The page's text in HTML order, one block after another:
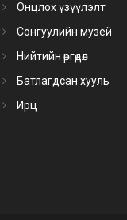
Онцлох үзүүлэлт
Сонгуулийн музей
Нийтийн өргөдөл
Батлагдсан хууль
Ирц